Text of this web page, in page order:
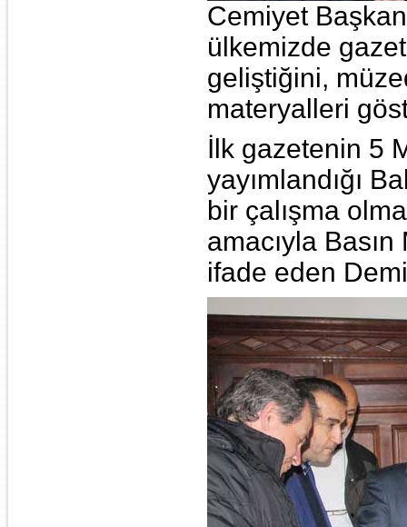
Cemiyet
ülkemizde
geliştiğini,
materyalleri
İlk gazetenin 5
yayımlandığı
bir çalışma
amacıyla
ifade eden